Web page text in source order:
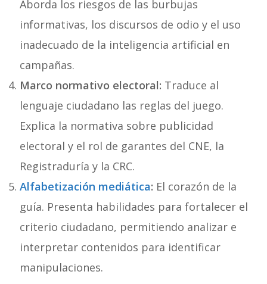
Aborda los riesgos de las burbujas
informativas, los discursos de odio y el uso
inadecuado de la inteligencia artificial en
campañas.
Marco normativo electoral: Traduce al
lenguaje ciudadano las reglas del juego.
Explica la normativa sobre publicidad
electoral y el rol de garantes del CNE, la
Registraduría y la CRC.
Alfabetización mediática: El corazón de la
guía. Presenta habilidades para fortalecer el
criterio ciudadano, permitiendo analizar e
interpretar contenidos para identificar
manipulaciones.